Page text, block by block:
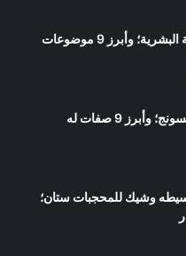
مواضيع عن التنمية البشرية؛ وأبرز 9 موضوعات
9 صفات له
وشيك للمحجبات ستان؛